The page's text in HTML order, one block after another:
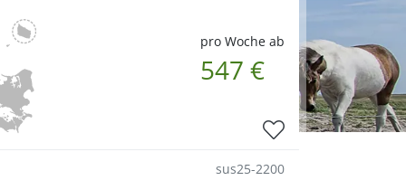
pro Woche ab
547 €
sus25-2200